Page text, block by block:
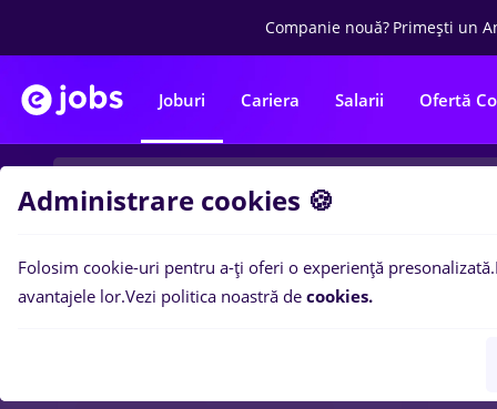
Companie nouă? Primești un
Joburi Cariera Salarii Ofertă
Filtre 0
Administrare cookies 🍪
Folosim cookie-uri pentru a-ți oferi o experiență presonalizată.
avantajele lor.Vezi politica noastră de cookies.